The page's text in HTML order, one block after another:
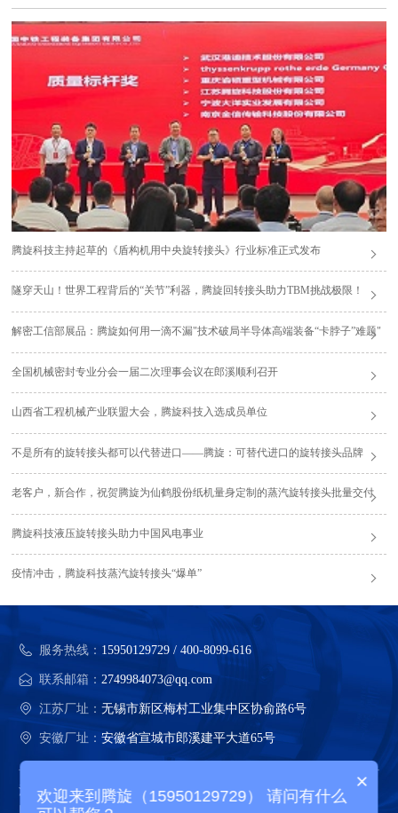
腾旋科技主持起草的《盾构机用中央旋转接头》行业标准正式发布
隧穿天山！世界工程背后的“关节”利器，腾旋回转接头助力TBM挑战极限！
解密工信部展品：腾旋如何用一滴不漏"技术破局半导体高端装备“卡脖子”难题"
全国机械密封专业分会一届二次理事会议在郎溪顺利召开
山西省工程机械产业联盟大会，腾旋科技入选成员单位
不是所有的旋转接头都可以代替进口——腾旋：可替代进口的旋转接头品牌
老客户，新合作，祝贺腾旋为仙鹤股份纸机量身定制的蒸汽旋转接头批量交付
腾旋科技液压旋转接头助力中国风电事业
疫情冲击，腾旋科技蒸汽旋转接头“爆单”
服务热线： 15950129729 / 400-8099-616
联系邮箱： 2749984073@qq.com
江苏厂址：无锡市新区梅村工业集中区协俞路6号
安徽厂址：安徽省宣城市郎溪建平大道65号
江苏腾旋科技股份有限公司 版权所有
×
欢迎来到腾旋（15950129729） 请问有什么